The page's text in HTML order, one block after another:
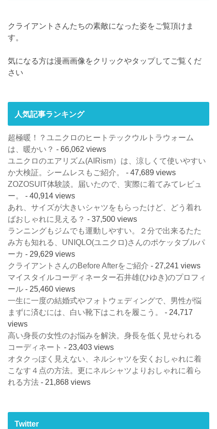
クライアントさんたちの素敵になった姿をご覧頂けま
す。
気になる方は漫画画像をクリックやタップしてご覧くだ
さい
人気記事ランキング
超極暖！？ユニクロのヒートテックウルトラウォーム
は、暖かい？ - 66,062 views
ユニクロのエアリズム(AIRism）は、涼しくて使いやすい
か大検証。シームレスもご紹介。
- 47,689 views
ZOZOSUIT体験談。届いたので、実際に着てみてレビュ
ー。
- 40,914 views
あれ、サイズが大きいシャツをもらったけど、どう着れ
ばおしゃれに見える？ - 37,500 views
ランニングもジムでも運動しやすい。２分で出来るたた
み方も知れる、UNIQLO(ユニクロ)さんのポケッタブルパ
ーカ - 29,629 views
クライアントさんのBefore Afterをご紹介 - 27,241 views
マイスタイルコーディネーター石井雄(ひゆき)のプロフィ
ール - 25,460 views
一生に一度の結婚式やフォトウェディングで、男性が悩
まずに済むには、白い靴下はこれを履こう。
- 24,717
views
高い身長の女性のお悩みを解決。身長を低く見せられる
コーディネート - 23,403 views
オタクっぽく見えない、ネルシャツを安くおしゃれに着
こなす４点の方法。更にネルシャツよりおしゃれに着ら
れる方法 - 21,868 views
Twitter